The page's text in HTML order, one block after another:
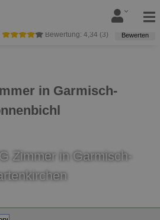
in Garmisch-
Bewertung: 4,34 (3) Bewerten
Zimmer in Garmisch-